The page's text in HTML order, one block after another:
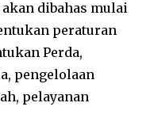
dibahas mulai
peraturan
Perda,
pengelolaan
pelayanan